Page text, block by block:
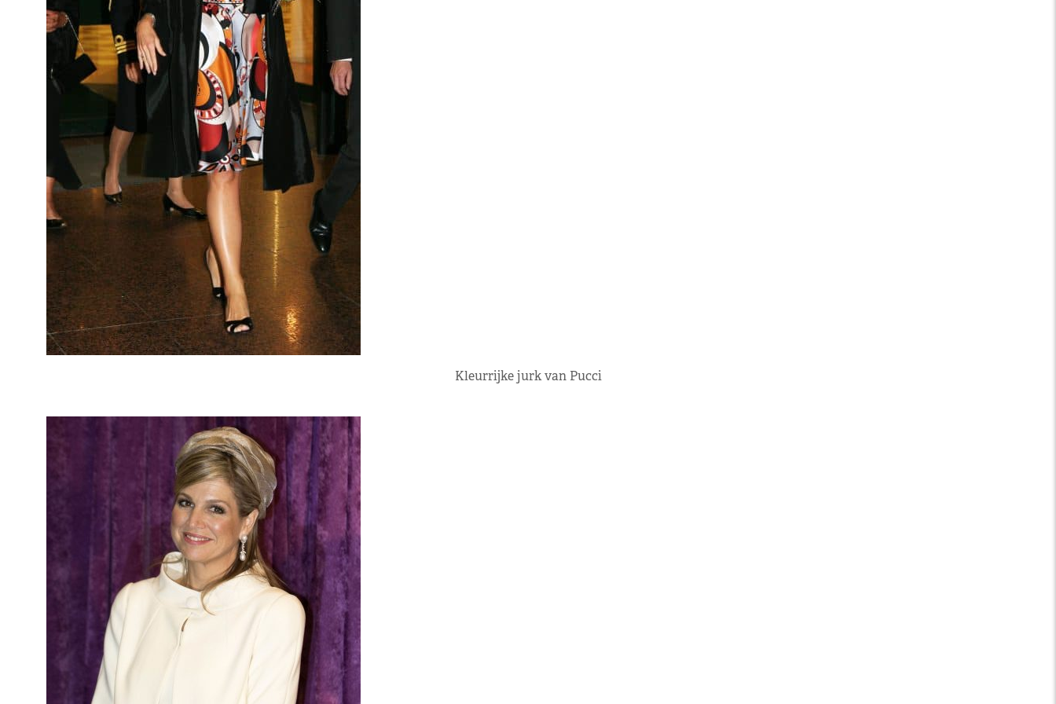
Kleurrijke jurk van Pucci